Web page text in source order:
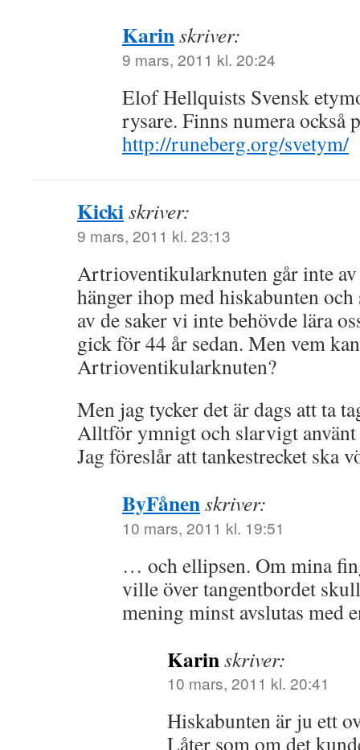
Karinskriver:
9 mars, 2011 kl. 20:24
Elof Hellquists Svensk
rysare. Finns numera också
http://runeberg.org/svetym/
Kickiskriver:
9 mars, 2011 kl. 23:13
Artrioventikularknuten går inte
hänger ihop med hiskabunten
av de saker vi inte behövde lära
gick för 44 år sedan. Men vem
Artrioventikularknuten?
Men jag tycker det är dags att ta
Alltför ymnigt och slarvigt
Jag föreslår att tankestrecket ska
ByFånenskriver:
10 mars, 2011 kl. 19:51
… och ellipsen. Om mina
ville över tangentbordet
mening minst avslutas
Karinskriver:
10 mars, 2011 kl. 20:41
Hiskabunten är ju ett
Låter som om det